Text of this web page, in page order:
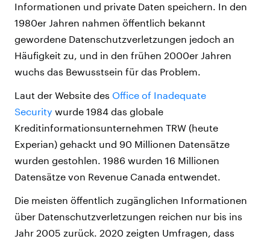
Informationen und private Daten speichern. In den
1980er Jahren nahmen öffentlich bekannt
gewordene Datenschutzverletzungen jedoch an
Häufigkeit zu, und in den frühen 2000er Jahren
wuchs das Bewusstsein für das Problem.
Laut der Website des Office of Inadequate
Security wurde 1984 das globale
Kreditinformationsunternehmen TRW (heute
Experian) gehackt und 90 Millionen Datensätze
wurden gestohlen. 1986 wurden 16 Millionen
Datensätze von Revenue Canada entwendet.
Die meisten öffentlich zugänglichen Informationen
über Datenschutzverletzungen reichen nur bis ins
Jahr 2005 zurück. 2020 zeigten Umfragen, dass